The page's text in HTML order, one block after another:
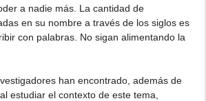
a nadie más. La cantidad de
en su nombre a través de los siglos es
con palabras. No sigan alimentando la
han encontrado, además de
estudiar el contexto de este tema,